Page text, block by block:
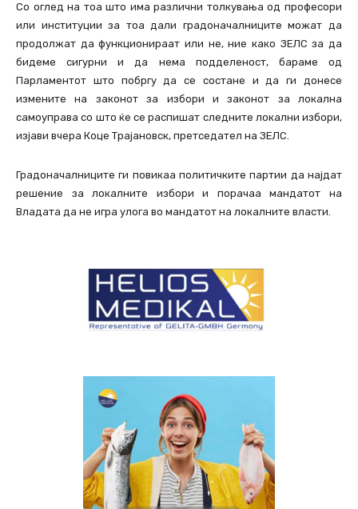
Со оглед на тоа што има различни толкувања од професори
или институции за тоа дали градоначалниците можат да
продолжат да функционираат или не, ние како ЗЕЛС за да
бидеме сигурни и да нема подделеност, бараме од
Парламентот што побргу да се состане и да ги донесе
измените на законот за избори и законот за локална
самоуправа со што ќе се распишат следните локални избори,
изјави вчера Коце Трајановск, претседател на ЗЕЛС.
Градоначалниците ги повикаа политичките партии да најдат
решение за локалните избори и порачаа мандатот на
Владата да не игра улога во мандатот на локалните власти.